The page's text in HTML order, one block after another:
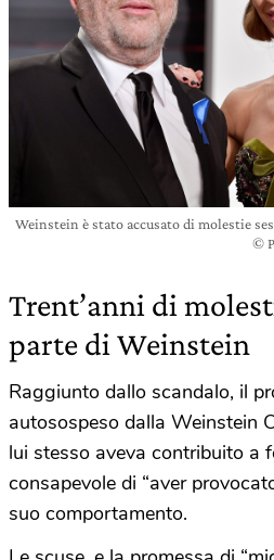
Weinstein è stato accusato di molestie
©
Trent’anni di
parte di Weinstein
Raggiunto dallo scandalo, il
autosospeso dalla Weinstein
lui stesso aveva contribuito a
consapevole di “aver
suo comportamento.